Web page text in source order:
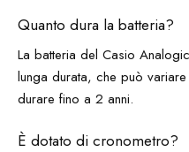
Quanto dura la batteria?
La batteria del Casio
lunga durata, che può
durare fino a 2 anni.
È dotato di cronometro?